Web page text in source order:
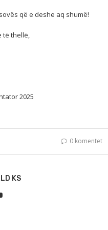
që e deshe aq shumë!
të thellë,
2025
0 komentet
KS